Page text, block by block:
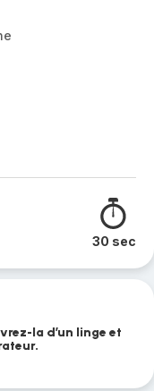
30 sec
la d’un linge et